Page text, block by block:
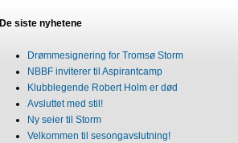
De siste nyhetene
Drømmesignering for Tromsø Storm
NBBF inviterer til Aspirantcamp
Klubblegende Robert Holm er død
Avsluttet med stil!
Ny seier til Storm
Velkommen til sesongavslutning!